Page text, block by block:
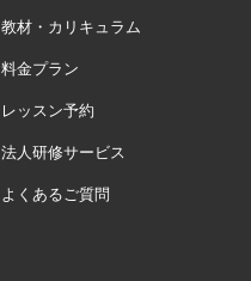
教材・カリキュラム
料金プラン
レッスン予約
法人研修サービス
よくあるご質問